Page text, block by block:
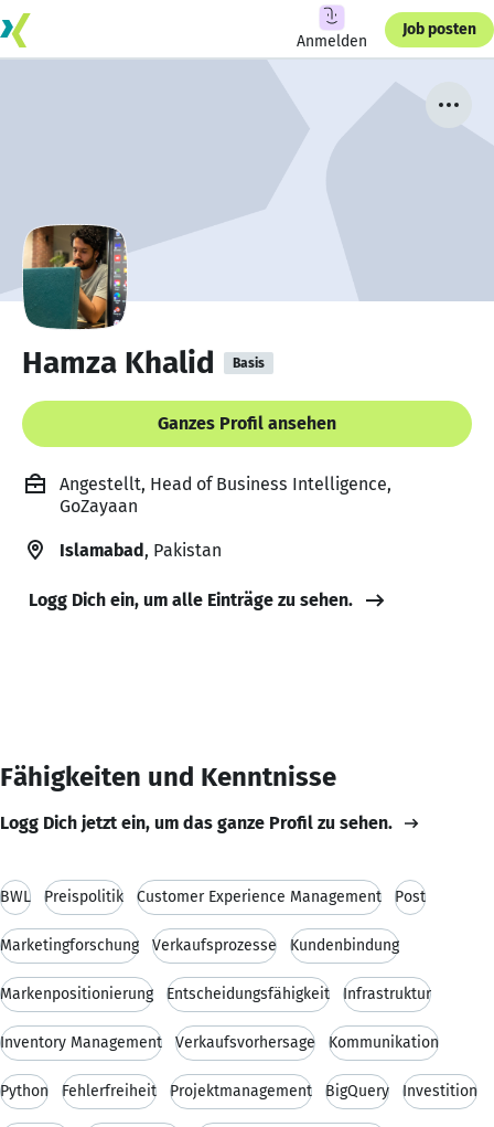
Anmelden
Job posten
Hamza Khalid Basis
Ganzes Profil ansehen
Angestellt, Head of Business Intelligence,
GoZayaan
Islamabad, Pakistan
Logg Dich ein, um alle Einträge zu sehen.
Fähigkeiten und Kenntnisse
Logg Dich jetzt ein, um das ganze Profil zu sehen.
BWL Preispolitik Customer Experience Management Post
Marketingforschung Verkaufsprozesse Kundenbindung
Markenpositionierung Entscheidungsfähigkeit Infrastruktur
Inventory Management Verkaufsvorhersage Kommunikation
Python Fehlerfreiheit Projektmanagement BigQuery Investition